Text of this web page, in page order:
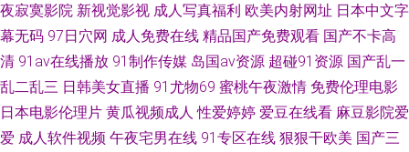
夜寂寞影院 新视觉影视 成人写真福利 欧美内射网址 日本中文字
幕无码 97日穴网 成人免费在线 精品国产免费观看 国产不卡高
清 91av在线播放 91制作传媒 岛国av资源 超碰91资源 国产乱一
乱二乱三 日韩美女直播 91尤物69 蜜桃午夜激情 免费伦理电影
日本电影伦理片 黄瓜视频成人 性爱婷婷 爱豆在线看 麻豆影院爱
爱 成人软件视频 午夜宅男在线 91专区在线 狠狠干欧美 国产三